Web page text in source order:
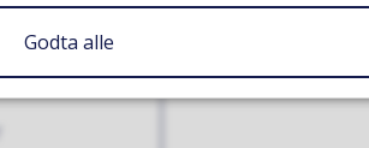
Godta alle